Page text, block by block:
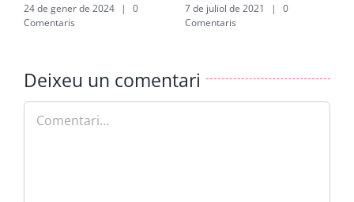
24 de gener de 2024 |
0
Comentaris
7 de juliol de 2021 |
0
Comentaris
Deixeu un comentari